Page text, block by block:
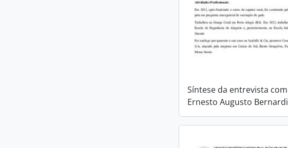
Síntese da entrevista com
Ernesto Augusto Bernardi